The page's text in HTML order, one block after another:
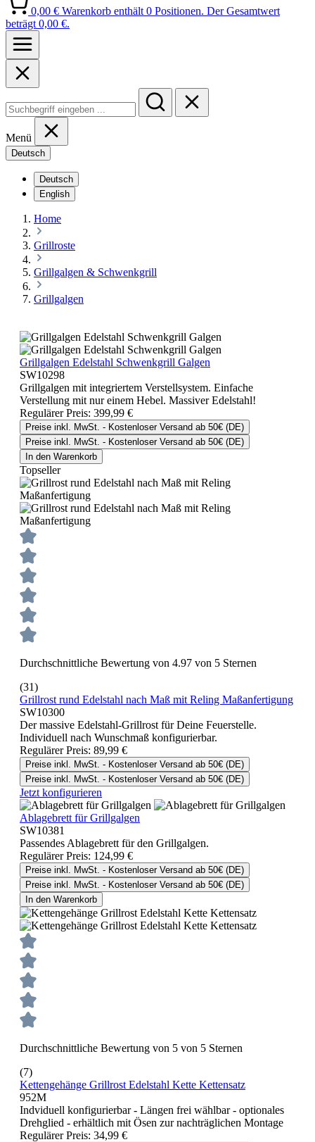
0,00 € Warenkorb enthält 0 Positionen. Der Gesamtwert
beträgt 0,00 €.
Menü
Deutsch
Deutsch
English
Home
Grillroste
Grillgalgen & Schwenkgrill
Grillgalgen
Grillgalgen Edelstahl Schwenkgrill Galgen
SW10298
Grillgalgen mit integriertem Verstellsystem. Einfache
Verstellung mit nur einem Hebel. Massiver Edelstahl!
Regulärer Preis: 399,99 €
Preise inkl. MwSt. - Kostenloser Versand ab 50€ (DE)
Preise inkl. MwSt. - Kostenloser Versand ab 50€ (DE)
In den Warenkorb
Topseller
Durchschnittliche Bewertung von 4.97 von 5 Sternen
(31)
Grillrost rund Edelstahl nach Maß mit Reling Maßanfertigung
SW10300
Der massive Edelstahl-Grillrost für Deine Feuerstelle.
Individuell nach Wunschmaß konfigurierbar.
Regulärer Preis: 89,99 €
Preise inkl. MwSt. - Kostenloser Versand ab 50€ (DE)
Preise inkl. MwSt. - Kostenloser Versand ab 50€ (DE)
Jetzt konfigurieren
Ablagebrett für Grillgalgen
SW10381
Passendes Ablagebrett für den Grillgalgen.
Regulärer Preis: 124,99 €
Preise inkl. MwSt. - Kostenloser Versand ab 50€ (DE)
Preise inkl. MwSt. - Kostenloser Versand ab 50€ (DE)
In den Warenkorb
Durchschnittliche Bewertung von 5 von 5 Sternen
(7)
Kettengehänge Grillrost Edelstahl Kette Kettensatz
952M
Indviduell konfigurierbar - Längen frei wählbar - optionales
Drehglied - erhältlich mit Ösen zur nachträglichen Montage
Regulärer Preis: 34,99 €